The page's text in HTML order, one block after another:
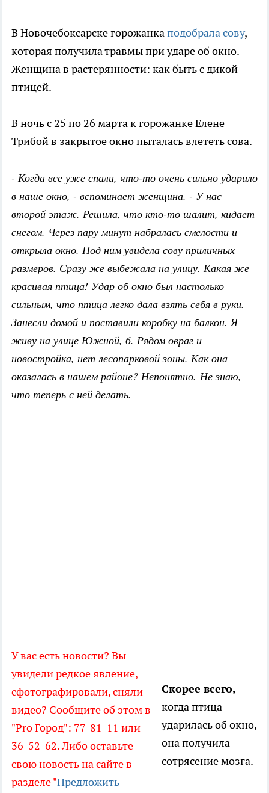
В Новочебоксарске горожанкаподобрала сову,
которая получила травмы при ударе об окно.
Женщина в растерянности: как быть с дикой
птицей.
В ночь с 25 по 26 марта к горожанке Елене
Трибой в закрытое окно пыталась влететь сова.
- Когда все уже спали, что-то очень сильно ударило
в наше окно, - вспоминает женщина. - У нас
второй этаж. Решила, что кто-то шалит, кидает
снегом. Через пару минут набралась смелости и
открыла окно. Под ним увидела сову приличных
размеров. Сразу же выбежала на улицу. Какая же
красивая птица! Удар об окно был настолько
сильным, что птица легко дала взять себя в руки.
Занесли домой и поставили коробку на балкон. Я
живу на улице Южной, 6. Рядом овраг и
новостройка, нет лесопарковой зоны. Как она
оказалась в нашем районе? Непонятно. Не знаю,
что теперь с ней делать.
У вас есть новости? Вы
увидели редкое явление,
сфотографировали, сняли
видео? Сообщите об этом в
"Pro Город": 77-81-11 или
36-52-62. Либо оставьте
свою новость на сайте в
разделе "Предложить
Скорее всего,
когда птица
ударилась об окно,
она получила
сотрясение мозга.